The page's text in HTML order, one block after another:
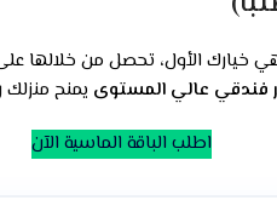
هي خيارك الأول، تحصل من خلالها
فندقي عالي المستوى يمنح
اطلب الباقة الماسية الآن